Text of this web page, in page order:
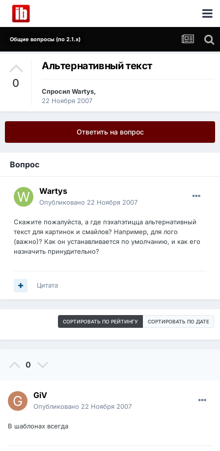
Общие вопросы (по 2.1.x)
0
Альтернативный текст
Спросил Wartys,
22 Ноября 2007
Ответить на вопрос
Вопрос
Wartys
Опубликовано 22 Ноября 2007
Скажите пожалуйста, а где пэхапэтицца альтернативный
текст для картинок и смайлов? Например, для лого
(важно)? Как он устанавливается по умолчанию, и как его
назначить принудительно?
Цитата
СОРТИРОВАТЬ ПО РЕЙТИНГУ СОРТИРОВАТЬ ПО ДАТЕ
0
GiV
Опубликовано 22 Ноября 2007
В шаблонах всегда